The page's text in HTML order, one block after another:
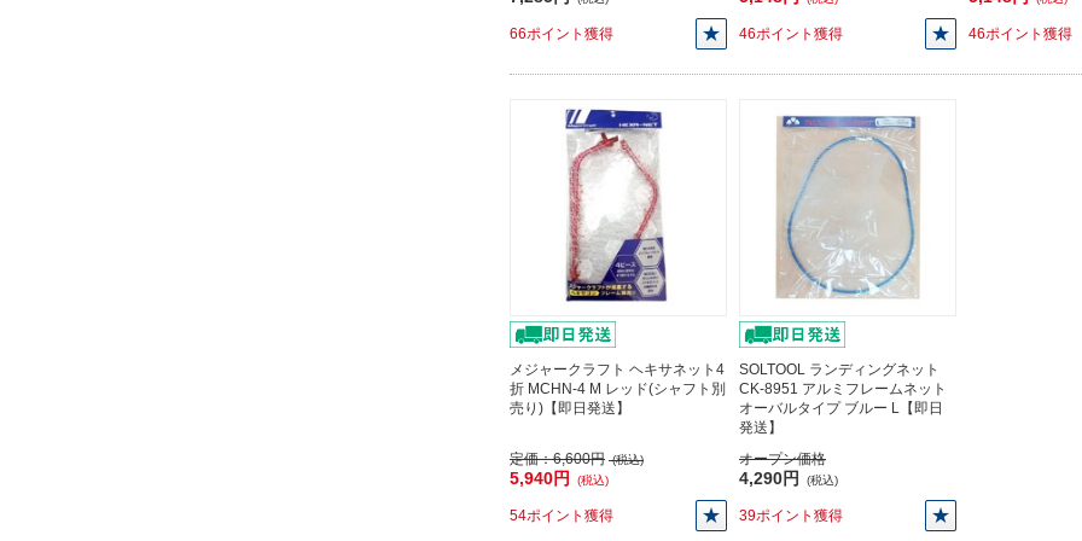
66ポイント獲得 46ポイント獲得 46ポイント獲得
メジャークラフト ヘキサネット4
折 MCHN-4 M レッド(シャフト別
売り)【即日発送】
定価：6,600円 (税込)
5,940円 (税込)
54ポイント獲得
SOLTOOL ランディングネット
CK-8951 アルミフレームネット
オーバルタイプ ブルー L【即日
発送】
オープン価格
4,290円 (税込)
39ポイント獲得